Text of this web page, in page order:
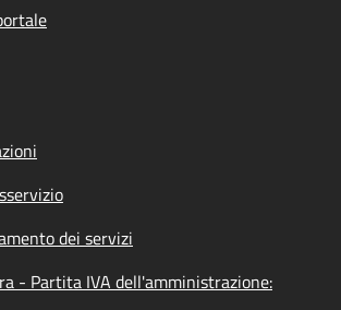
dei servizi
- Partita IVA dell'amministrazione: